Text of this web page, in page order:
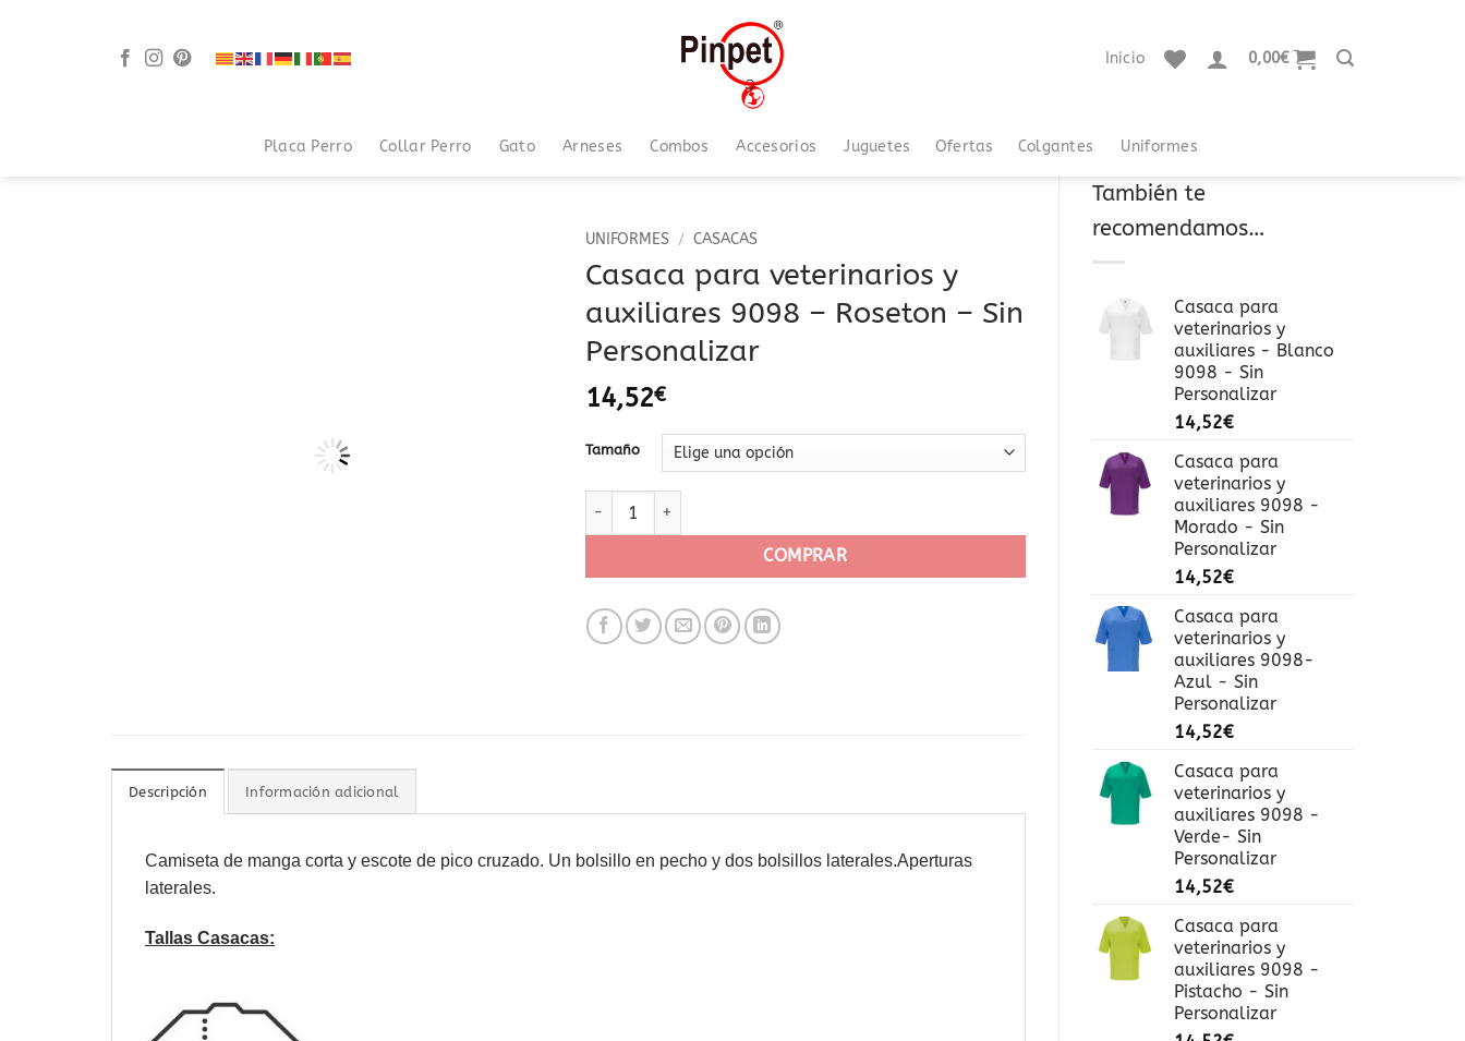
Inicio 0,00€
Placa Perro Collar Perro Gato Arneses Combos Accesorios Juguetes Ofertas Colgantes Uniformes
También te
recomendamos…
Casaca para
veterinarios y
auxiliares - Blanco
9098 - Sin
Personalizar
14,52€
Casaca para
veterinarios y
auxiliares 9098 -
Morado - Sin
Personalizar
14,52€
Casaca para
veterinarios y
auxiliares 9098-
Azul - Sin
Personalizar
14,52€
Casaca para
veterinarios y
auxiliares 9098 -
Verde- Sin
Personalizar
14,52€
Casaca para
veterinarios y
auxiliares 9098 -
Pistacho - Sin
Personalizar
UNIFORMES / CASACAS
Casaca para veterinarios y
auxiliares 9098 – Roseton – Sin
Personalizar
14,52€
Tamaño
Casaca para veterinarios y auxiliares 9098 - Roseton - Sin Personalizar cantidad
COMPRAR
Descripción Información adicional
Camiseta de manga corta y escote de pico cruzado. Un bolsillo en pecho y dos bolsillos laterales.Aperturas
laterales.
Tallas Casacas: